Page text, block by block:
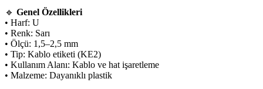
🔹 Genel Özellikleri
• Harf: U
• Renk: Sarı
• Ölçü: 1,5–2,5 mm
• Tip: Kablo etiketi (KE2)
• Kullanım Alanı: Kablo ve hat işaretleme
• Malzeme: Dayanıklı plastik